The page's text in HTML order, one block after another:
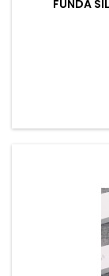
FUNDA